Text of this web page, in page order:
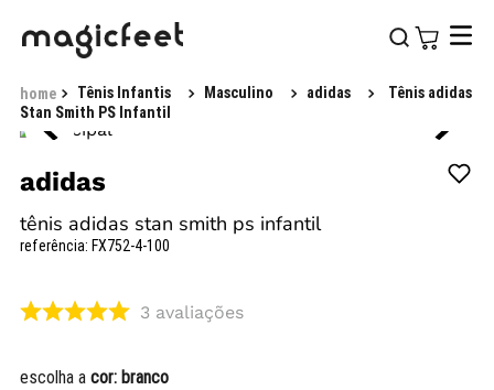
Tênis Infantis Masculino adidas
Tênis adidas
Stan Smith PS Infantil
adidas
tênis adidas stan smith ps infantil
referência: FX752-4-100
3 avaliações
escolha a cor: branco